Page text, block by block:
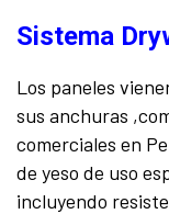
Sistema
Los paneles
sus anchuras
comerciales en
de yeso de uso
incluyendo